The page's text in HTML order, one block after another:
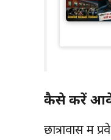
कैसे करें
छात्रावास में